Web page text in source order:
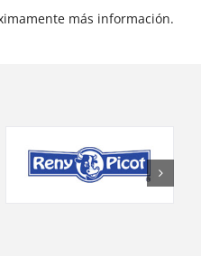
más información.